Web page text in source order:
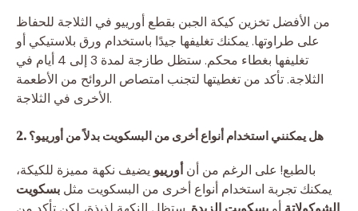
من الأفضل تخزين كيكة الجبن بقطع أورييو في الثلاجة للحفاظ
على طراوتها. يمكنك تغليفها جيدًا باستخدام ورق بلاستيكي أو
تغليفها بغطاء محكم. ستظل طازجة لمدة 3 إلى 4 أيام في
الثلاجة. تأكد من تغطيتها لتجنب امتصاص الروائح من الأطعمة
الأخرى في الثلاجة.
2. هل يمكنني استخدام أنواع أخرى من البسكويت بدلاً من أورييو؟
بالطبع! على الرغم من أن أورييو يضيف نكهة مميزة للكيكة،
يمكنك تجربة استخدام أنواع أخرى من البسكويت مثل بسكويت